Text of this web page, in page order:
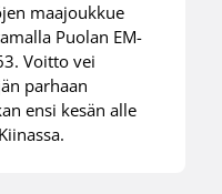
maajoukkue
Puolan EM-
Voitto vei
parhaan
ensi kesän alle